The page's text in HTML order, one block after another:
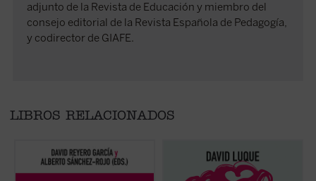
adjunto de la Revista de Educación y miembro del
consejo editorial de la Revista Española de Pedagogía,
y codirector de GIAFE.
LIBROS RELACIONADOS
Frente a una tecnología con creciente poder
de decisión,La educación en la era digital
David Luque investiga la teoría de la
«educación liberal» a fin de hablar sobre el
amor: el amor a los libros, el amor a las
criaturas y el amor divino. Un conjunto de